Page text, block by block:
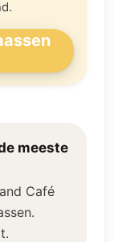
meeste
Café